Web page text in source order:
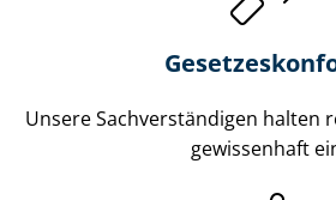
Unsere Sach­ver­stän­di­gen halten
gewissenhaft